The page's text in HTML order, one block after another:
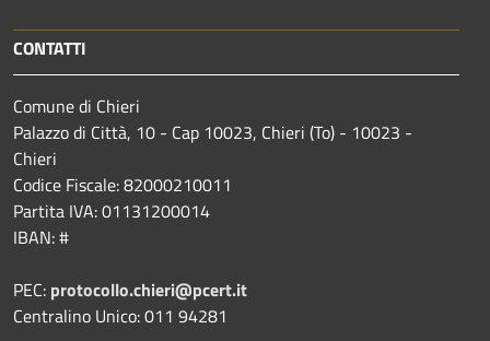
CONTATTI
Comune di Chieri
Palazzo di Città, 10 - Cap 10023, Chieri (To) - 10023 -
Chieri
Codice Fiscale: 82000210011
Partita IVA: 01131200014
IBAN: #
PEC: protocollo.chieri@pcert.it
Centralino Unico: 011 94281